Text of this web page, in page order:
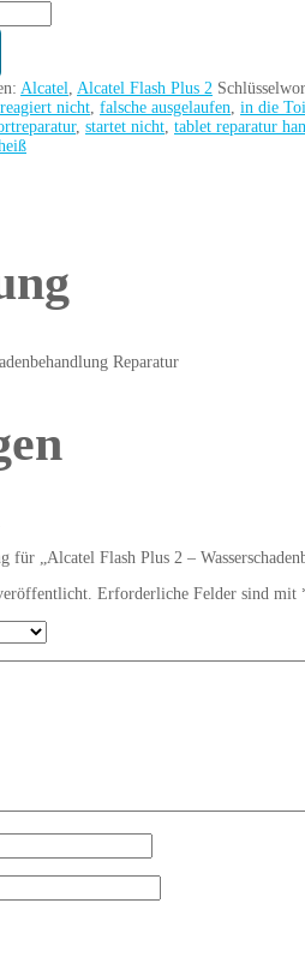
Alcatel, Alcatel Flash Plus 2
nicht, falsche ausgelaufen, in die
, startet nicht, tablet reparatur
Reparatur
für „Alcatel Flash Plus 2 –
Erforderliche Felder sind mit